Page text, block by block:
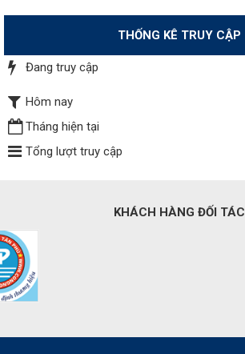
THỐNG KÊ TRUY CẬP
Đang truy cập
Hôm nay
Tháng hiện tại
Tổng lượt truy cập
KHÁCH HÀNG ĐỐI TÁC